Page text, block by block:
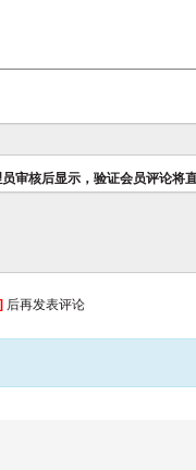
审核后显示，验证会员评论将
后再发表评论